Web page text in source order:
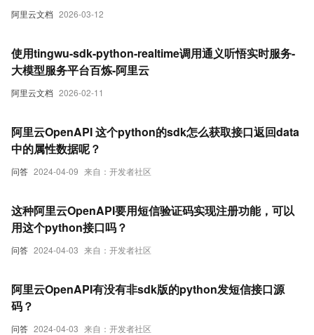
阿里云文档 2026-03-12
阿里云文档 2026-02-11
使用tingwu-sdk-python-realtime调用通义听悟实时服务-
大模型服务平台百炼-阿里云
问答 2024-04-09 来自：开发者社区
阿里云OpenAPI 这个python的sdk怎么获取接口返回data
中的属性数据呢？
问答 2024-04-03 来自：开发者社区
这种阿里云OpenAPI要用短信验证码实现注册功能，可以
用这个python接口吗？
问答 2024-04-03 来自：开发者社区
阿里云OpenAPI有没有非sdk版的python发短信接口源
码？